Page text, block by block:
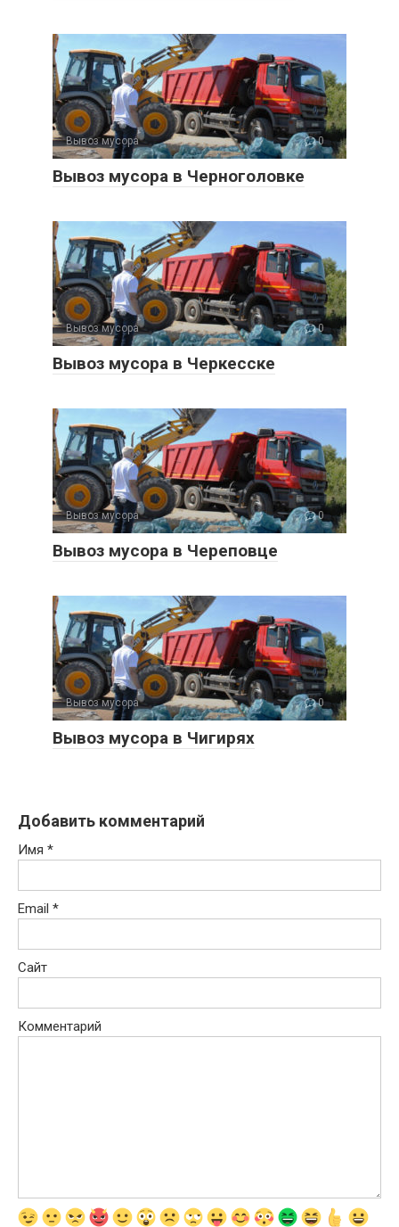
Вывоз мусора 0
Вывоз мусора в Черноголовке
Вывоз мусора 0
Вывоз мусора в Черкесске
Вывоз мусора 0
Вывоз мусора в Череповце
Вывоз мусора 0
Вывоз мусора в Чигирях
Добавить комментарий
Имя *
Email *
Сайт
Комментарий